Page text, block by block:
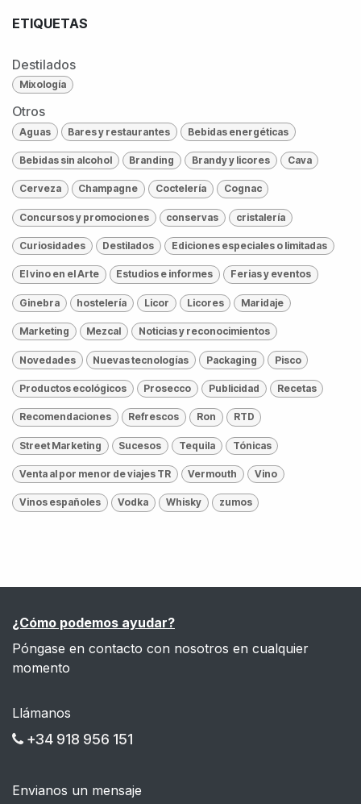
ETIQUETAS
Destilados
Mixología
Otros
Aguas Bares y restaurantes Bebidas energéticas
Bebidas sin alcohol Branding Brandy y licores Cava
Cerveza Champagne Coctelería Cognac
Concursos y promociones conservas cristalería
Curiosidades Destilados Ediciones especiales o limitadas
El vino en el Arte Estudios e informes Ferias y eventos
Ginebra hostelería Licor Licores Maridaje
Marketing Mezcal Noticias y reconocimientos
Novedades Nuevas tecnologías Packaging Pisco
Productos ecológicos Prosecco Publicidad Recetas
Recomendaciones Refrescos Ron RTD
Street Marketing Sucesos Tequila Tónicas
Venta al por menor de viajes TR Vermouth Vino
Vinos españoles Vodka Whisky zumos
¿Cómo podemos ayudar?
Póngase en contacto con nosotros en cualquier
momento
Llámanos
+34 918 956 151
Envianos un mensaje